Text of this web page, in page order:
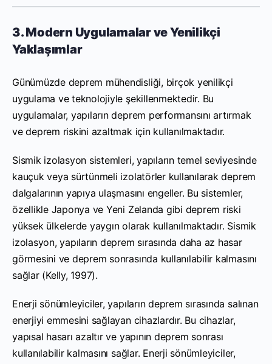
3. Modern Uygulamalar ve Yenilikçi
Yaklaşımlar
Günümüzde deprem mühendisliği, birçok yenilikçi
uygulama ve teknolojiyle şekillenmektedir. Bu
uygulamalar, yapıların deprem performansını artırmak
ve deprem riskini azaltmak için kullanılmaktadır.
Sismik izolasyon sistemleri, yapıların temel seviyesinde
kauçuk veya sürtünmeli izolatörler kullanılarak deprem
dalgalarının yapıya ulaşmasını engeller. Bu sistemler,
özellikle Japonya ve Yeni Zelanda gibi deprem riski
yüksek ülkelerde yaygın olarak kullanılmaktadır. Sismik
izolasyon, yapıların deprem sırasında daha az hasar
görmesini ve deprem sonrasında kullanılabilir kalmasını
sağlar (Kelly, 1997).
Enerji sönümleyiciler, yapıların deprem sırasında salınan
enerjiyi emmesini sağlayan cihazlardır. Bu cihazlar,
yapısal hasarı azaltır ve yapının deprem sonrası
kullanılabilir kalmasını sağlar. Enerji sönümleyiciler,